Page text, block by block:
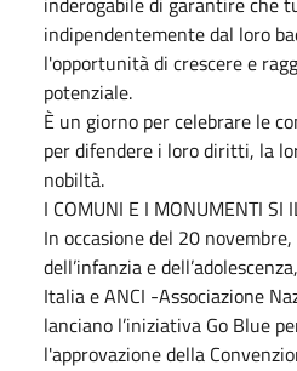
indipendentemente dal loro
l'opportunità di crescere e
potenziale.
È un giorno per celebrare le
per difendere i loro diritti, la
nobiltà.
I COMUNI E I MONUMENTI SI
In occasione del 20
dell’infanzia e
Italia e ANCI -Associazione
lanciano l’iniziativa Go Blue
l'approvazione della